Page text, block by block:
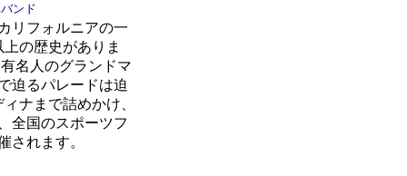
ンド
リフォルニアの一
の歴史がありま
名人のグランドマ
迫るパレードは迫
ナまで詰めかけ、
全国のスポーツフ
されます。